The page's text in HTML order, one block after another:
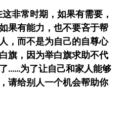
非常时期，如果有需要，
果有能力，也不要吝于帮
，而不是为自己的自尊心
旗，因为举白旗求助不代
……为了让自己和家人能够
请给别人一个机会帮助你